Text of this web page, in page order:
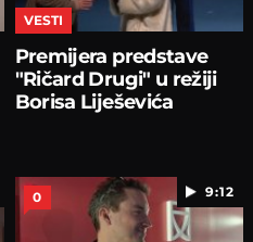
VESTI
Premijera predstave
"Ričard Drugi" u režiji
Borisa Liješevića
9:12
0